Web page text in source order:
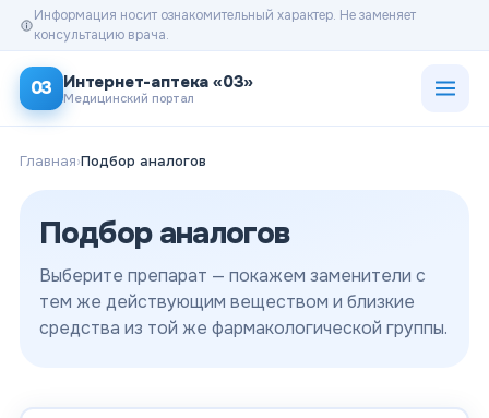
Информация носит ознакомительный характер. Не заменяет
консультацию врача.
03 Интернет-аптека «03»
Медицинский портал
Главная›Подбор аналогов
Подбор аналогов
Выберите препарат — покажем заменители с
тем же действующим веществом и близкие
средства из той же фармакологической группы.